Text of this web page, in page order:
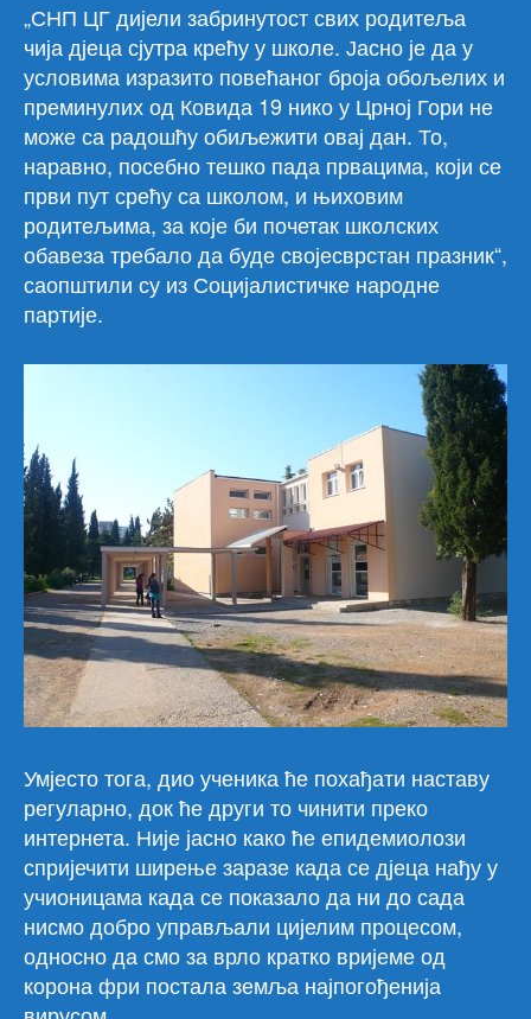
„СНП ЦГ дијели забринутост свих родитеља
чија дјеца сјутра крећу у школе. Јасно је да у
условима изразито повећаног броја обољелих и
преминулих од Ковида 19 нико у Црној Гори не
може са радошћу обиљежити овај дан. То,
наравно, посебно тешко пада првацима, који се
први пут срећу са школом, и њиховим
родитељима, за које би почетак школских
обавеза требало да буде својесврстан празник“,
саопштили су из Социјалистичке народне
партије.
Умјесто тога, дио ученика ће похађати наставу
регуларно, док ће други то чинити преко
интернета. Није јасно како ће епидемиолози
спријечити ширење заразе када се дјеца нађу у
учионицама када се показало да ни до сада
нисмо добро управљали цијелим процесом,
односно да смо за врло кратко вријеме од
корона фри постала земља најпогођенија